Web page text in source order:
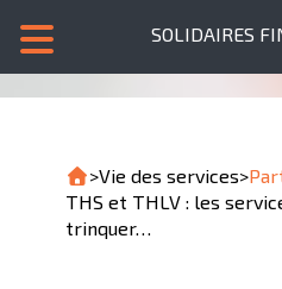
SOLIDAIRES
>Vie des services>
THS et THLV : les
trinquer…